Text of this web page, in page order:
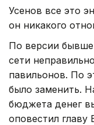
Усенов все это
он никакого
По версии
сети
павильонов. По
было заменить.
бюджета денег
оповестил главу